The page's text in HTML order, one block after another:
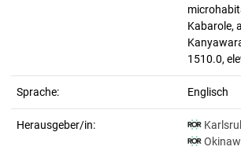
Kabarole,
1510.0,
Sprache: Englisch
Herausgeber/in: